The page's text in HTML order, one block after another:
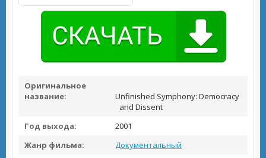
Оригинальное
название:
Unfinished Symphony: Democracy
and Dissent
Год выхода:
2001
Жанр фильма:
Документальный